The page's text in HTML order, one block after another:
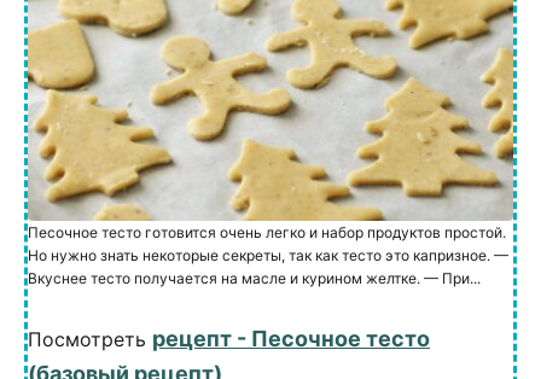
Песочное тесто готовится очень легко и набор продуктов простой.
Но нужно знать некоторые секреты, так как тесто это капризное. —
Вкуснее тесто получается на масле и курином желтке. — При...
Посмотреть рецепт - Песочное тесто
(базовый рецепт)